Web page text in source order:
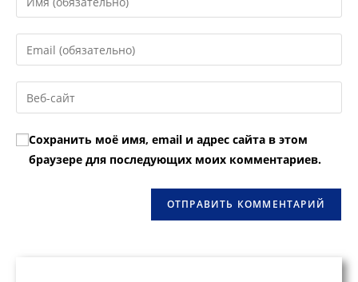
свое
имя
или
пользователя,
чтобы
прокомментировать
Введите
свой
email-
адрес,
прокомментировать
Введите
URL
вашего
веб-
сайта
Сохранить моё имя, email и адрес сайта в этом
браузере для последующих моих комментариев.